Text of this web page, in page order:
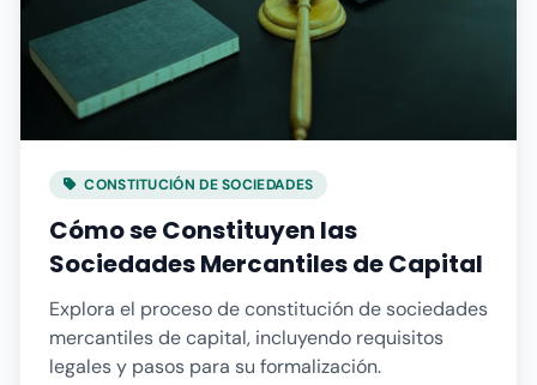
CONSTITUCIÓN DE SOCIEDADES
Cómo se Constituyen las
Sociedades Mercantiles de Capital
Explora el proceso de constitución de sociedades
mercantiles de capital, incluyendo requisitos
legales y pasos para su formalización.